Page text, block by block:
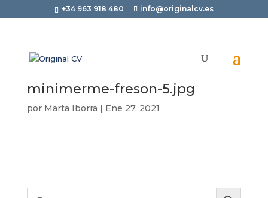
+34 963 918 480 info@originalcv.es
minimerme-freson-5.jpg
por Marta Iborra | Ene 27, 2021